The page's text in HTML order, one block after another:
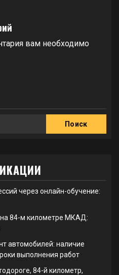
вам необходимо
Поиск
через онлайн-обучение:
на 84-м километре МКАД:
автомобилей: наличие
выполнения работ
84-й километр,